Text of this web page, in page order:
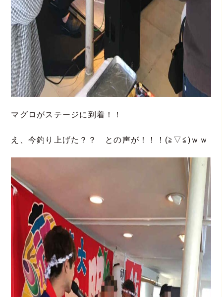
マグロがステージに到着！！
え、今釣り上げた？？ との声が！！！(≧▽≦)ｗｗ